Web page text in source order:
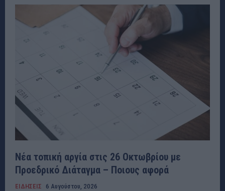
Νέα τοπική αργία στις 26 Οκτωβρίου με
Προεδρικό Διάταγμα – Ποιους αφορά
ΕΙΔΗΣΕΙΣ 6 Αυγούστου, 2026